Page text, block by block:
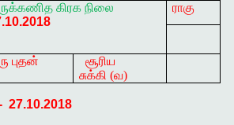
கிரக நிலை
ராகு
புதன்
சூரிய
சுக்கி (வ)
27.10.2018